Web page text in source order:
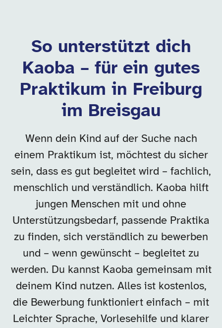
So unterstützt dich
Kaoba – für ein gutes
Praktikum in Freiburg
im Breisgau
Wenn dein Kind auf der Suche nach
einem Praktikum ist, möchtest du sicher
sein, dass es gut begleitet wird – fachlich,
menschlich und verständlich. Kaoba hilft
jungen Menschen mit und ohne
Unterstützungsbedarf, passende Praktika
zu finden, sich verständlich zu bewerben
und – wenn gewünscht – begleitet zu
werden. Du kannst Kaoba gemeinsam mit
deinem Kind nutzen. Alles ist kostenlos,
die Bewerbung funktioniert einfach – mit
Leichter Sprache, Vorlesehilfe und klarer